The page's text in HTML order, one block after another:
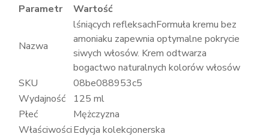
Parametr
Wartość
Nazwa
lśniących refleksachFormuła kremu bez
amoniaku zapewnia optymalne pokrycie
siwych włosów. Krem odtwarza
bogactwo naturalnych kolorów włosów
SKU
08be088953c5
Wydajność
125 ml
Płeć
Mężczyzna
WłaściwościEdycja kolekcjonerska